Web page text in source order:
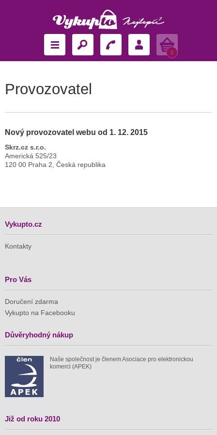
Košík
0
Provozovatel
Nový provozovatel webu od 1. 12. 2015
Skrz.cz s.r.o.
Americká 525/23
120 00 Praha 2, Česká republika
Vykupto.cz
Kontakty
Pro Vás
Doručení zdarma
Vykupto na Facebooku
Důvěryhodný nákup
Naše společnost je členem Asociace pro elektronickou
komerci (APEK)
Již od roku 2010